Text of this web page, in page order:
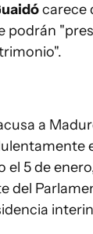
carece
podrán
a
el 5 de
del